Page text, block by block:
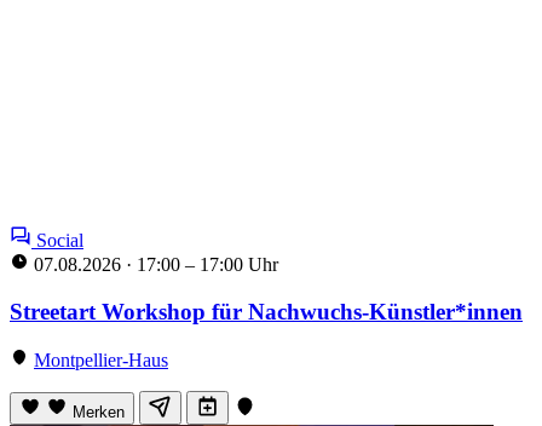
Social
07.08.2026 · 17:00 – 17:00 Uhr
Streetart Workshop für Nachwuchs-Künstler*innen
Montpellier-Haus
Merken